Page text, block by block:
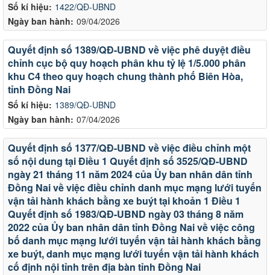
Số kí hiệu: 1422/QĐ-UBND
Ngày ban hành: 09/04/2026
Số kí hiệu: 1389/QĐ-UBND
Ngày ban hành: 07/04/2026
Quyết định số 1389/QĐ-UBND về việc phê duyệt điều
chỉnh cục bộ quy hoạch phân khu tỷ lệ 1/5.000 phân
khu C4 theo quy hoạch chung thành phố Biên Hòa,
tỉnh Đồng Nai
Quyết định số 1377/QĐ-UBND về việc điều chỉnh một
số nội dung tại Điều 1 Quyết định số 3525/QĐ-UBND
ngày 21 tháng 11 năm 2024 của Ủy ban nhân dân tỉnh
Đồng Nai về việc điều chỉnh danh mục mạng lưới tuyến
vận tải hành khách bằng xe buýt tại khoản 1 Điều 1
Quyết định số 1983/QĐ-UBND ngày 03 tháng 8 năm
2022 của Ủy ban nhân dân tỉnh Đồng Nai về việc công
bố danh mục mạng lưới tuyến vận tải hành khách bằng
xe buýt, danh mục mạng lưới tuyến vận tải hành khách
cố định nội tỉnh trên địa bàn tỉnh Đồng Nai